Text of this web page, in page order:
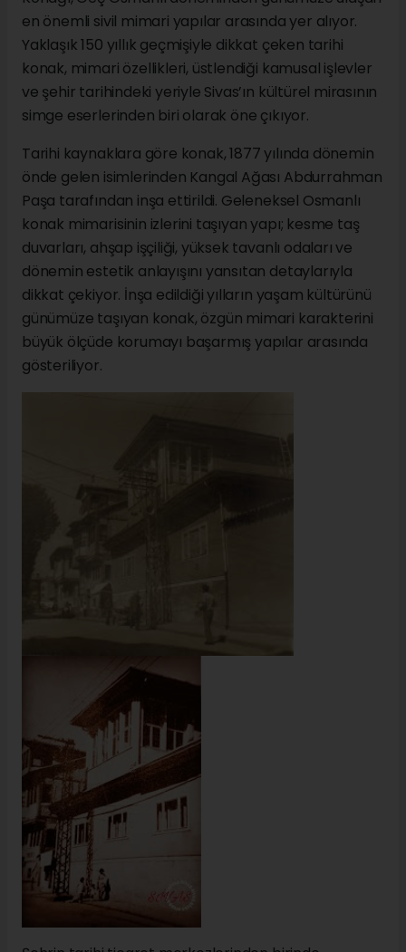
en önemli sivil mimari yapılar arasında yer alıyor.
Yaklaşık 150 yıllık geçmişiyle dikkat çeken tarihi
konak, mimari özellikleri, üstlendiği kamusal işlevler
ve şehir tarihindeki yeriyle Sivas’ın kültürel mirasının
simge eserlerinden biri olarak öne çıkıyor.
Tarihi kaynaklara göre konak, 1877 yılında dönemin
önde gelen isimlerinden Kangal Ağası Abdurrahman
Paşa tarafından inşa ettirildi. Geleneksel Osmanlı
konak mimarisinin izlerini taşıyan yapı; kesme taş
duvarları, ahşap işçiliği, yüksek tavanlı odaları ve
dönemin estetik anlayışını yansıtan detaylarıyla
dikkat çekiyor. İnşa edildiği yılların yaşam kültürünü
günümüze taşıyan konak, özgün mimari karakterini
büyük ölçüde korumayı başarmış yapılar arasında
gösteriliyor.